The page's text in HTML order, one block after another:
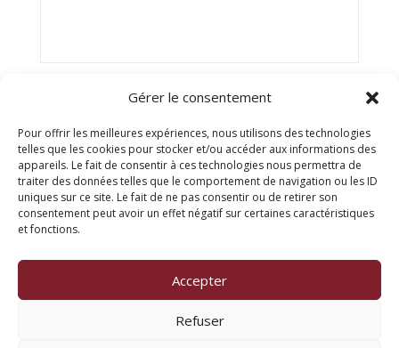
Gérer le consentement
Pour offrir les meilleures expériences, nous utilisons des technologies
telles que les cookies pour stocker et/ou accéder aux informations des
appareils. Le fait de consentir à ces technologies nous permettra de
traiter des données telles que le comportement de navigation ou les ID
uniques sur ce site. Le fait de ne pas consentir ou de retirer son
consentement peut avoir un effet négatif sur certaines caractéristiques
et fonctions.
Accepter
Refuser
© Titien 2025